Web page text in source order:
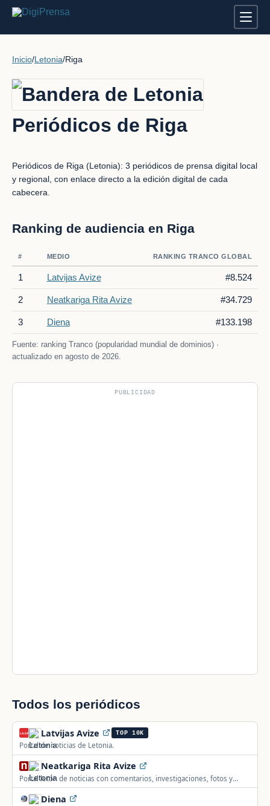
Inicio/Letonia/Riga
Periódicos de Riga
Periódicos de Riga (Letonia): 3 periódicos de prensa digital local
y regional, con enlace directo a la edición digital de cada
cabecera.
Ranking de audiencia en Riga
# MEDIO RANKING TRANCO GLOBAL
1 Latvijas Avize #8.524
2 Neatkariga Rita Avize #34.729
3 Diena #133.198
Fuente: ranking Tranco (popularidad mundial de dominios) ·
actualizado en agosto de 2026.
PUBLICIDAD
Todos los periódicos
Latvijas Avize TOP 10K
Portal de noticias de Letonia.
Neatkariga Rita Avize
Portal letón de noticias con comentarios, investigaciones, fotos y
vídeo en directo, gratuito.
Diena